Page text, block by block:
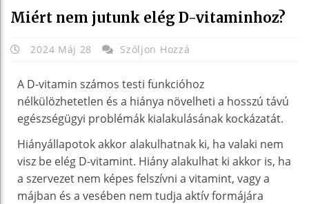
Miért nem jutunk elég D-vitaminhoz?
2024 Máj 28 Szóljon Hozzá
A D-vitamin számos testi funkcióhoz
nélkülözhetetlen és a hiánya növelheti a hosszú távú
egészségügyi problémák kialakulásának kockázatát.
Hiányállapotok akkor alakulhatnak ki, ha valaki nem
visz be elég D-vitamint. Hiány alakulhat ki akkor is, ha
a szervezet nem képes felszívni a vitamint, vagy a
májban és a vesében nem tudja aktív formájára